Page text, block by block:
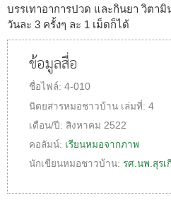
บรรเทาอาการปวด และกินยา วิตา
วันละ 3 ครั้งๆ ละ 1 เม็ดก็ได้
ข้อมูลสื่อ
ชื่อไฟล์: 4-010
นิตยสารหมอชาวบ้าน เล่มที่: 4
เดือน/ปี: สิงหาคม 2522
คอลัมน์: เรียนหมอจากภาพ
นักเขียนหมอชาวบ้าน: รศ.นพ.สุร